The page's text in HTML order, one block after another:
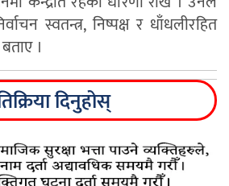
स्वतन्त्र, निष्पक्ष र धाँधलीरहित
।
दिनुहोस्